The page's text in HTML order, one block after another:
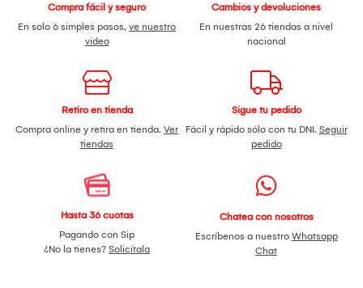
Compra fácil y seguro
En solo 6 simples pasos, ve nuestro
video
Cambios y devoluciones
En nuestras 26 tiendas a nivel
nacional
Retiro en tienda
Compra online y retira en tienda. Ver
tiendas
Sigue tu pedido
Fácil y rápido sólo con tu DNI. Seguir
pedido
Hasta 36 cuotas
Pagando con Sip
¿No la tienes? Solicítala
Chatea con nosotros
Escríbenos a nuestro Whatsapp
Chat